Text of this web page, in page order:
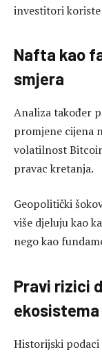
investitori koriste
Nafta kao
smjera
Analiza također
promjene cijena
volatilnost
pravac kretanja.
Geopolitički
više djeluju kao
nego kao
Pravi rizici
ekosistema
Historijski